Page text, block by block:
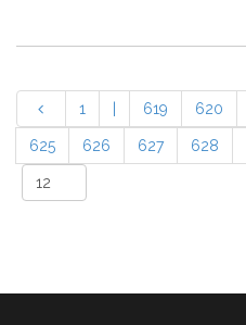
1 619 620
625 626 627 628